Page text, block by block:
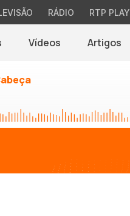
RÁDIO RTP PLAY
Vídeos Artigos